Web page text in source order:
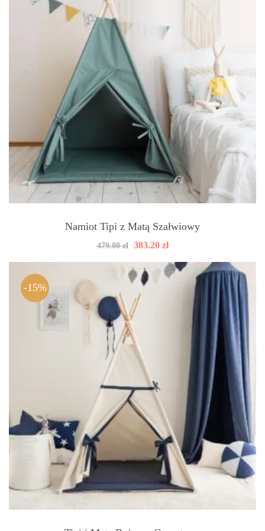
Namiot Tipi z Matą Szałwiowy
479.00zł
Pierwotna
wynosiła:
479.00 zł.
383.20 złAktualna
wynosi:
383.20 zł.
-15%